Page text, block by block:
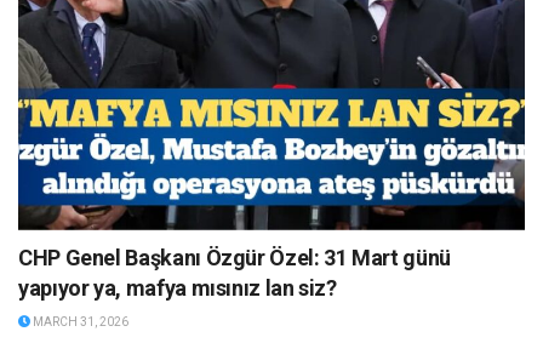
CHP Genel Başkanı Özgür Özel: 31 Mart günü
yapıyor ya, mafya mısınız lan siz?
MARCH 31, 2026